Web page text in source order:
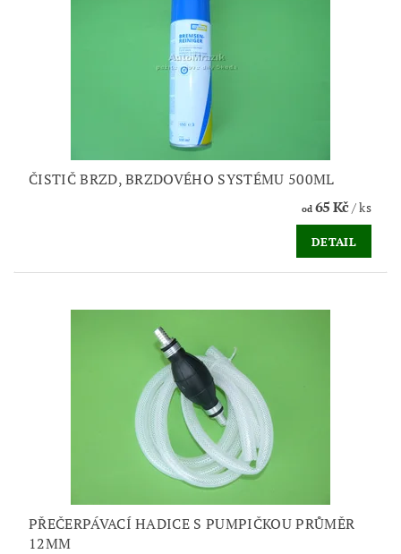
ČISTIČ BRZD, BRZDOVÉHO SYSTÉMU 500ML
od65 Kč/ ks
DETAIL
PŘEČERPÁVACÍ HADICE S PUMPIČKOU PRŮMĚR
12MM